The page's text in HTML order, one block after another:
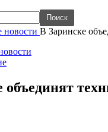
новости В Заринске
объединят